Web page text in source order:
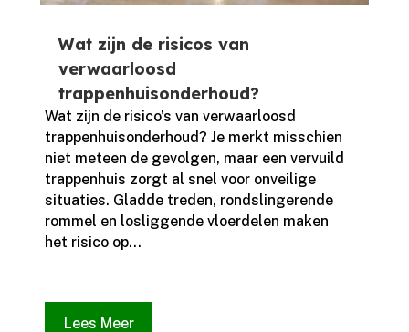
Wat zijn de risicos van
verwaarloosd
trappenhuisonderhoud?
Wat zijn de risico’s van verwaarloosd
trappenhuisonderhoud? Je merkt misschien
niet meteen de gevolgen, maar een vervuild
trappenhuis zorgt al snel voor onveilige
situaties.​ Gladde treden, rondslingerende
rommel en losliggende vloerdelen maken
het risico op...
Lees Meer